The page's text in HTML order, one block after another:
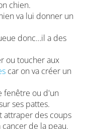
chien.
va lui donner un
donc…il a des
ou toucher aux
car on va créer un
fenêtre ou d'un
ses pattes.
attraper des coups
de la peau.